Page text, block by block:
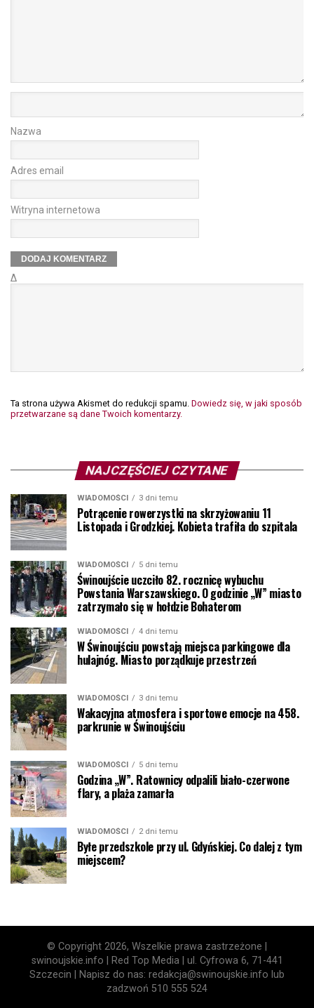
Nazwa
Adres email
Witryna internetowa
Δ
Ta strona używa Akismet do redukcji spamu. Dowiedz się, w jaki sposób
przetwarzane są dane Twoich komentarzy.
NAJCZĘŚCIEJ CZYTANE
WIADOMOŚCI 3 dni temu
Potrącenie rowerzystki na skrzyżowaniu 11
Listopada i Grodzkiej. Kobieta trafiła do szpitala
WIADOMOŚCI 5 dni temu
Świnoujście uczciło 82. rocznicę wybuchu
Powstania Warszawskiego. O godzinie „W” miasto
zatrzymało się w hołdzie Bohaterom
WIADOMOŚCI 4 dni temu
W Świnoujściu powstają miejsca parkingowe dla
hulajnóg. Miasto porządkuje przestrzeń
WIADOMOŚCI 3 dni temu
Wakacyjna atmosfera i sportowe emocje na 458.
parkrunie w Świnoujściu
WIADOMOŚCI 5 dni temu
Godzina „W”. Ratownicy odpalili biało-czerwone
flary, a plaża zamarła
WIADOMOŚCI 2 dni temu
Byłe przedszkole przy ul. Gdyńskiej. Co dalej z tym
miejscem?
© Copyright 2026, Wszelkie prawa zastrzeżone |
swinoujskie.info | Red Top Media | ul. Cyfrowa 6, 71-441
Szczecin | Napisz do nas: redakcja@swinoujskie.info lub
zadzwoń 510 555 524